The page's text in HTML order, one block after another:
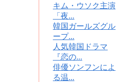
キム・ウソク主演
「夜...
韓国ガールズグル
ープ...
人気韓国ドラマ
『恋の...
俳優ソンフンによ
る温...